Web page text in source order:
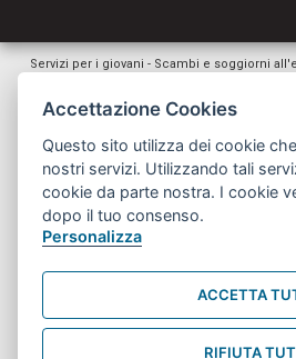
Servizi per i giovani - Scambi e soggiorni
Accettazione Cookies
Questo sito utilizza dei cookie
nostri servizi. Utilizzando tali
cookie da parte nostra. I cookie
dopo il tuo consenso.
Personalizza
ACCETTA
RIFIUTA